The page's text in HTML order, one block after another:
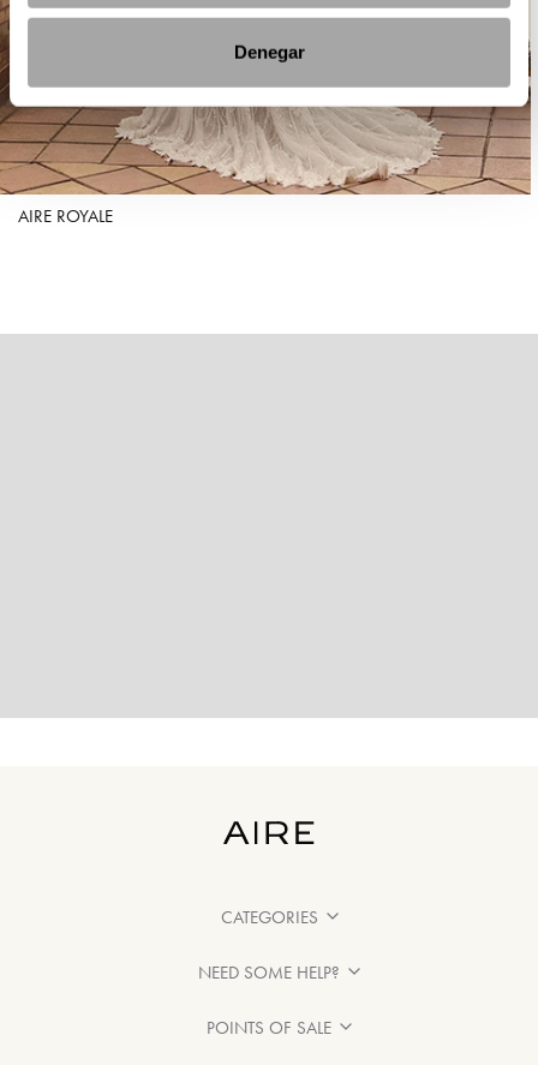
Denegar
AIRE ROYALE
CATEGORIES
NEED SOME HELP?
POINTS OF SALE